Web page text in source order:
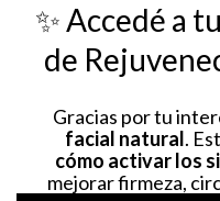
✨ Accedé a
de
Gracias por tu
facial natural.
cómo activar los
mejorar firmeza,